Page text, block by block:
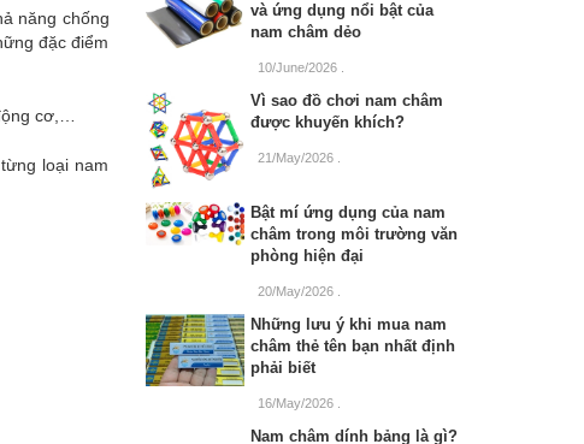
năng chống
đặc điểm
cơ,…
loại nam
và ứng dụng nổi bật của
nam châm dẻo
10/June/2026
Vì sao đồ chơi nam châm
được khuyến khích?
21/May/2026
Bật mí ứng dụng của nam
châm trong môi trường văn
phòng hiện đại
20/May/2026
Những lưu ý khi mua nam
châm thẻ tên bạn nhất định
phải biết
16/May/2026
Nam châm dính bảng là gì?